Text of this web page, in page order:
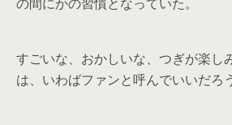
すごいな、おかしいな、つぎが楽し
は、いわばファンと呼んでいいだろう